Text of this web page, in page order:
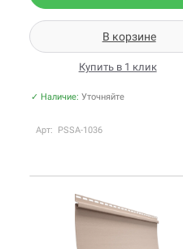
В корзине
Купить в 1 клик
✓ Наличие:Уточняйте
Арт: PSSA-1036